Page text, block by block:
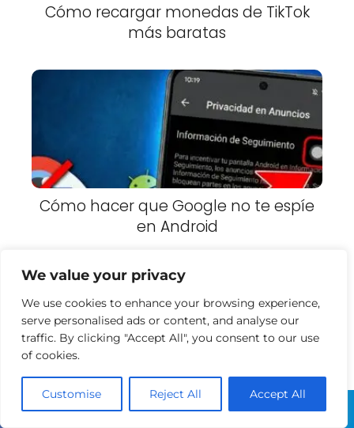
We value your privacy
We use cookies to enhance your browsing experience,
serve personalised ads or content, and analyse our
traffic. By clicking "Accept All", you consent to our use
of cookies.
Customise Reject All Accept All
Cómo recargar monedas de TikTok
más baratas
Cómo hacer que Google no te espíe
en Android
Convierte tu Android en un iPhone: